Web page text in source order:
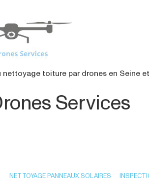
toiture par drones en Seine
Services
NETTOYAGE PANNEAUX SOLAIRES